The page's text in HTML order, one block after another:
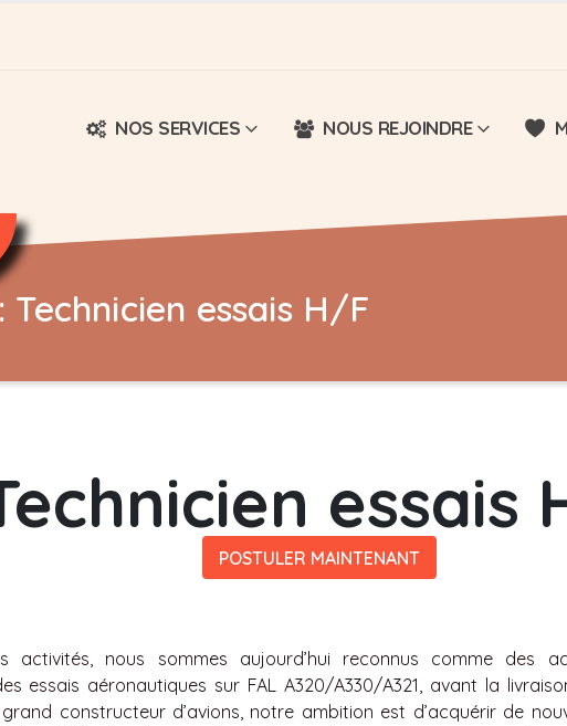
NOS SERVICES NOUS REJOINDRE
essais H/F
essais
POSTULER MAINTENANT
nous sommes aujourd’hui reconnus comme des
essais aéronautiques sur FAL A320/A330/A321, avant la
constructeur d’avions, notre ambition est d’acquérir de